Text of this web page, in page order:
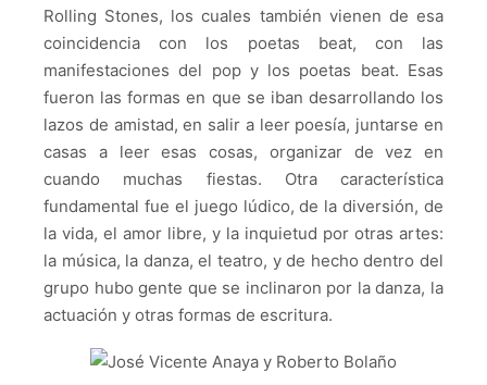
Rolling Stones, los cuales también vienen de esa
coincidencia con los poetas beat, con las
manifestaciones del pop y los poetas beat. Esas
fueron las formas en que se iban desarrollando los
lazos de amistad, en salir a leer poesía, juntarse en
casas a leer esas cosas, organizar de vez en
cuando muchas fiestas. Otra característica
fundamental fue el juego lúdico, de la diversión, de
la vida, el amor libre, y la inquietud por otras artes:
la música, la danza, el teatro, y de hecho dentro del
grupo hubo gente que se inclinaron por la danza, la
actuación y otras formas de escritura.